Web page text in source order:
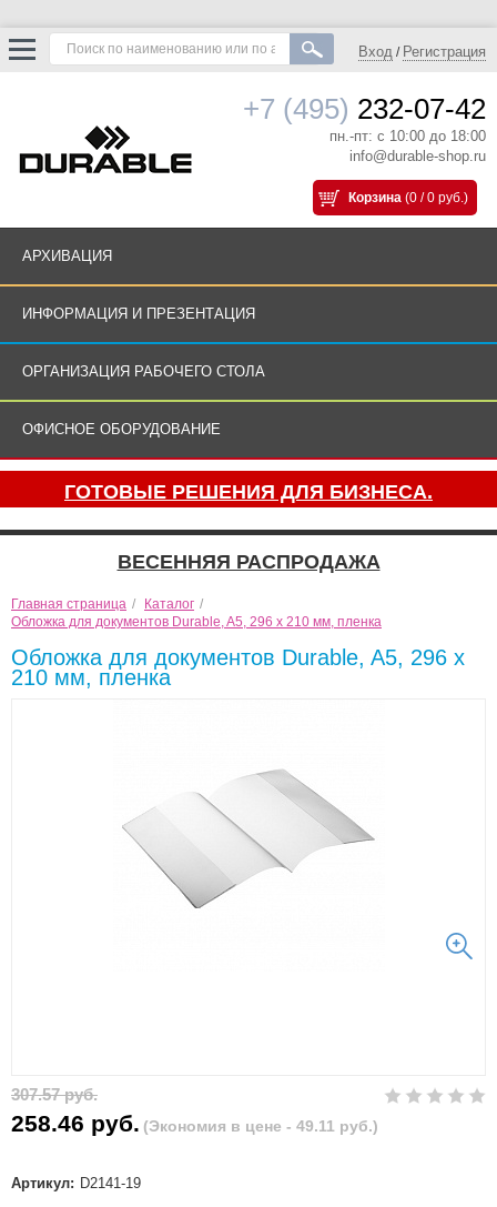
Вход / Регистрация
+7 (495) 232-07-42
пн.-пт: с 10:00 до 18:00
info@durable-shop.ru
Корзина (0 / 0 руб.)
АРХИВАЦИЯ
ИНФОРМАЦИЯ И ПРЕЗЕНТАЦИЯ
ОРГАНИЗАЦИЯ РАБОЧЕГО СТОЛА
ОФИСНОЕ ОБОРУДОВАНИЕ
ГОТОВЫЕ РЕШЕНИЯ ДЛЯ БИЗНЕСА.
ВЕСЕННЯЯ РАСПРОДАЖА
Главная страница / Каталог /
Обложка для документов Durable, A5, 296 x 210 мм, пленка
Обложка для документов Durable, A5, 296 x
210 мм, пленка
307.57 руб.
258.46 руб. (Экономия в цене - 49.11 руб.)
Артикул: D2141-19